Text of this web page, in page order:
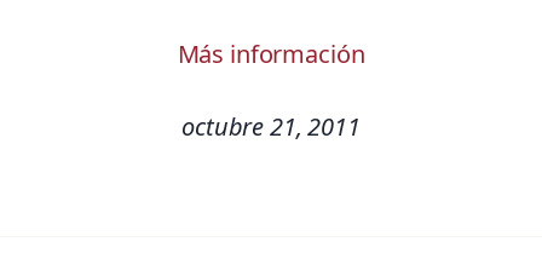
Más información
octubre 21, 2011